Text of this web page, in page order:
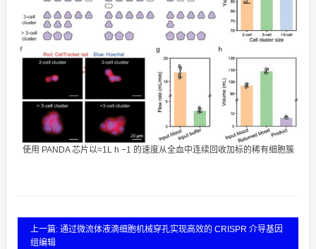
使用 PANDA 芯片以≈1L h −1 的速度从全血中连续回收加标的稀有细胞簇
上一篇: 通过微流体液滴细胞机械穿孔实现高效的 CRISPR 介导基因
组编辑